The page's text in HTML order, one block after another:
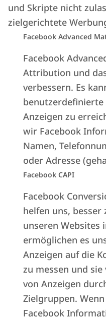
Die besten
auf Sardinien
Erleben Sie
jedem Winkel der
unberührter Natur,
Geschichte und
Entdecken Sie sie
und bequem auf
sich von der
verzaubern.
und Skripte nicht
zielgerichtete
Facebook Advanced
Facebook
Attribution und
verbessern. Es
Anzeigen zu
wir Facebook
Namen,
oder Adresse
Facebook CAPI
Facebook
helfen uns, besser
unseren Websites
ermöglichen es
Anzeigen auf die
zu messen und
von Anzeigen
Zielgruppen.
Facebook